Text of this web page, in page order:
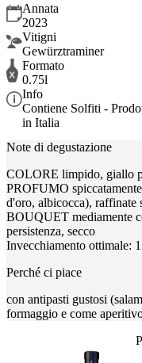
Annata
2023
Vitigni
Gewürztraminer
Formato
0.75l
Info
Contiene Solfiti -
in Italia
Note di degustazione
COLORE limpido, giallo
PROFUMO
d'oro, albicocca), raffinate
BOUQUET mediamente
persistenza, secco
Invecchiamento ottimale:
Perché ci piace
con antipasti gustosi
formaggio e come